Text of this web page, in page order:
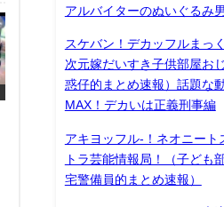
アルバイターのぬいぐるみ
スケバン！デカッフルまっ
次元嫁だいすき子供部屋お
惑仔的まとめ速報）話題な
MAX！デカいは正義刑事編
アキヨッフル-！ネオニート
トラ芸能情報局！（子ども
宅警備員的まとめ速報）